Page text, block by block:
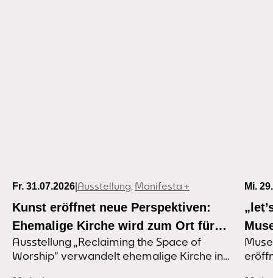
Fr. 31.07.2026|Ausstellung, Manifesta +
Kunst eröffnet neue Perspektiven:
Ehemalige Kirche wird zum Ort für
Kunst und Gemeinschaft
Ausstellung „Reclaiming the Space of
Worship“ verwandelt ehemalige Kirche in
Mi.